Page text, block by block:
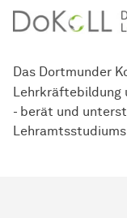
Das Dortmunder
Lehrkräftebildung
- berät und